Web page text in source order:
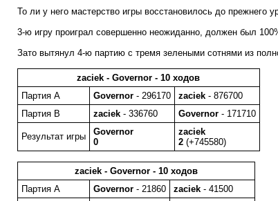
То ли у него мастерство игры восстановилось до прежнего
3-ю игру проиграл совершенно неожиданно, должен был
Зато вытянул 4-ю партию с тремя зелеными сотнями из
zaciek - Governor - 10 ходов
Партия A
Governor- 296170 zaciek- 876700
Партия B
zaciek- 336760 Governor- 171710
Результат игры
Governor
0
zaciek
2(+745580)
zaciek - Governor - 10 ходов
Партия A
Governor- 21860 zaciek- 41500